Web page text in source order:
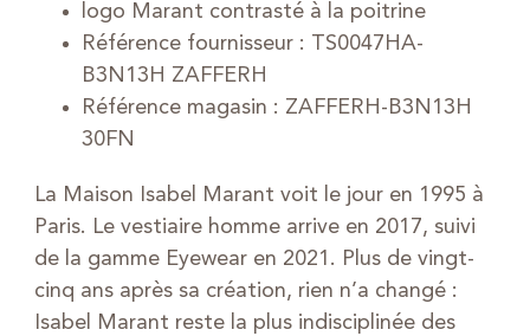
logo Marant contrasté à la poitrine
Référence fournisseur : TS0047HA-
B3N13H ZAFFERH
Référence magasin : ZAFFERH-B3N13H
30FN
La Maison Isabel Marant voit le jour en 1995 à
Paris. Le vestiaire homme arrive en 2017, suivi
de la gamme Eyewear en 2021. Plus de vingt-
cinq ans après sa création, rien n’a changé :
Isabel Marant reste la plus indisciplinée des